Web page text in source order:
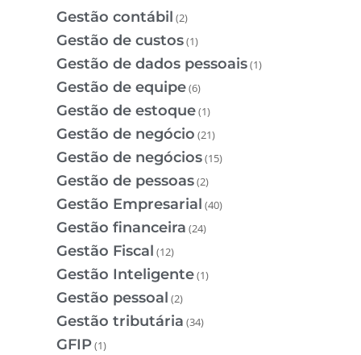
Gestão contábil (2)
Gestão de custos(1)
Gestão de dados pessoais(1)
Gestão de equipe(6)
Gestão de estoque(1)
Gestão de negócio (21)
Gestão de negócios(15)
Gestão de pessoas(2)
Gestão Empresarial (40)
Gestão financeira (24)
Gestão Fiscal (12)
Gestão Inteligente(1)
Gestão pessoal (2)
Gestão tributária (34)
GFIP(1)